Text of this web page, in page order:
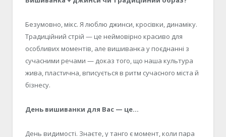
Безумовно, мікс. Я люблю джинси, кросівки, динаміку.
Традиційний стрій — це неймовірно красиво для
особливих моментів, але вишиванка у поєднанні з
сучасними речами — доказ того, що наша культура
жива, пластична, вписується в ритм сучасного міста й
бізнесу.
День вишиванки для Вас — це…
День видимості. Знаєте, у танго є момент, коли пара